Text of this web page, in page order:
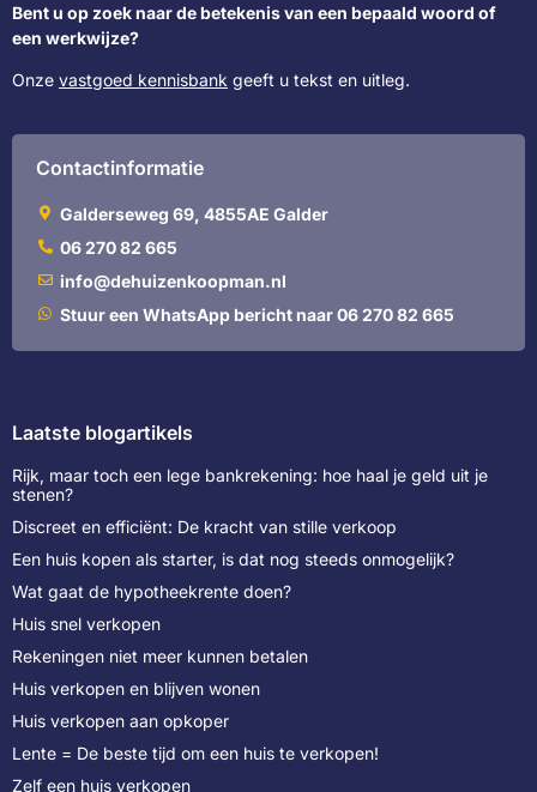
Bent u op zoek naar de betekenis van een bepaald woord of
een werkwijze?
Onze vastgoed kennisbank geeft u tekst en uitleg.
Contactinformatie
Galderseweg 69, 4855AE Galder
06 270 82 665
info@dehuizenkoopman.nl
Stuur een WhatsApp bericht naar 06 270 82 665
Laatste blogartikels
Rijk, maar toch een lege bankrekening: hoe haal je geld uit je
stenen?
Discreet en efficiënt: De kracht van stille verkoop
Een huis kopen als starter, is dat nog steeds onmogelijk?
Wat gaat de hypotheekrente doen?
Huis snel verkopen
Rekeningen niet meer kunnen betalen
Huis verkopen en blijven wonen
Huis verkopen aan opkoper
Lente = De beste tijd om een huis te verkopen!
Zelf een huis verkopen